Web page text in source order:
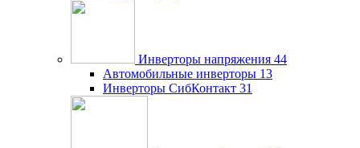
Инверторы напряжения 44
Автомобильные инверторы 13
Инверторы СибКонтакт 31